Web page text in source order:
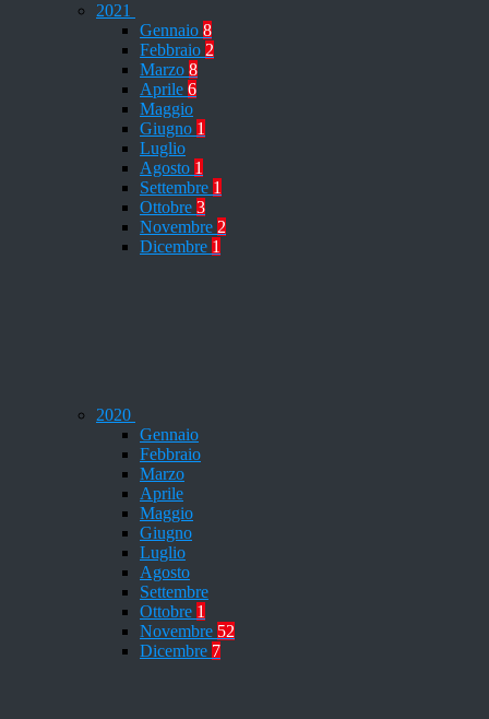
2021
Gennaio 8
Febbraio 2
Marzo 8
Aprile 6
Maggio
Giugno 1
Luglio
Agosto 1
Settembre 1
Ottobre 3
Novembre 2
Dicembre 1
2020
Gennaio
Febbraio
Marzo
Aprile
Maggio
Giugno
Luglio
Agosto
Settembre
Ottobre 1
Novembre 52
Dicembre 7